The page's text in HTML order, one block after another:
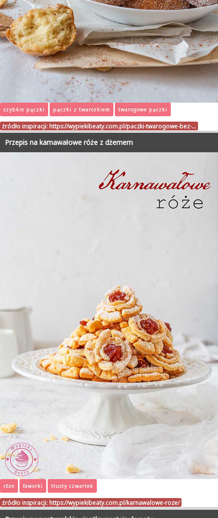
szybkie pączki pączki z twarożkiem twarogowe pączki
źródło inspiracji: https://wypiekibeaty.com.pl/paczki-twarogowe-bez-…
Przepis na karnawałowe róże z dżemem
róże faworki tłusty czwartek
źródło inspiracji: https://wypiekibeaty.com.pl/karnawalowe-roze/